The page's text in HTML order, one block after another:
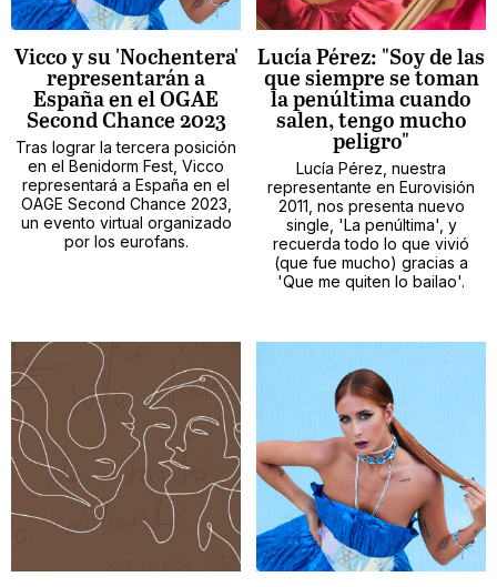
Vicco y su 'Nochentera'
representarán a
España en el OGAE
Second Chance 2023
Tras lograr la tercera posición
en el Benidorm Fest, Vicco
representará a España en el
OAGE Second Chance 2023,
un evento virtual organizado
por los eurofans.
Lucía Pérez: "Soy de las
que siempre se toman
la penúltima cuando
salen, tengo mucho
peligro"
Lucía Pérez, nuestra
representante en Eurovisión
2011, nos presenta nuevo
single, 'La penúltima', y
recuerda todo lo que vivió
(que fue mucho) gracias a
'Que me quiten lo bailao'.